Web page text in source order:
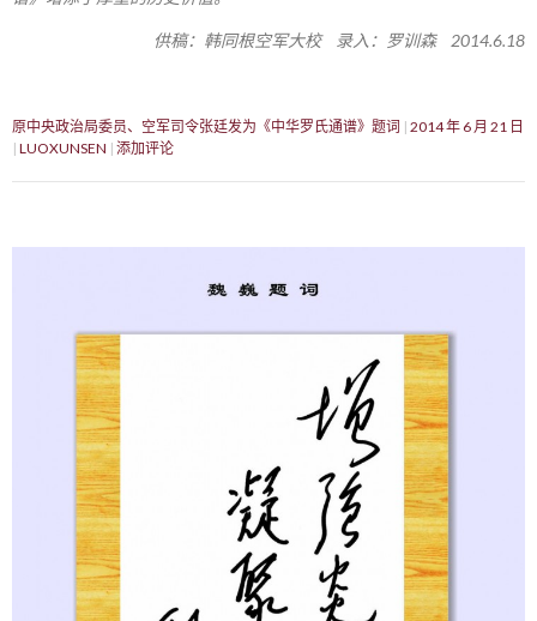
供稿：韩同根空军大校 录入：罗训森 2014.6.18
原中央政治局委员、空军司令张廷发为《中华罗氏通谱》题词 2014 年 6 月 21 日
LUOXUNSEN 添加评论